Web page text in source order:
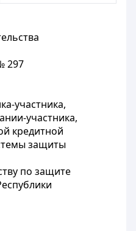
297
участника,
участника,
кредитной
защиты
по защите